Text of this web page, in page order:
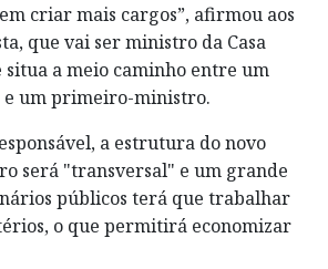
criar mais cargos”, afirmou aos
que vai ser ministro da Casa
situa a meio caminho entre um
e um primeiro-ministro.
a estrutura do novo
será "transversal" e um grande
públicos terá que trabalhar
o que permitirá economizar